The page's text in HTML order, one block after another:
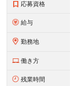
応募資格
給与
勤務地
働き方
残業時間